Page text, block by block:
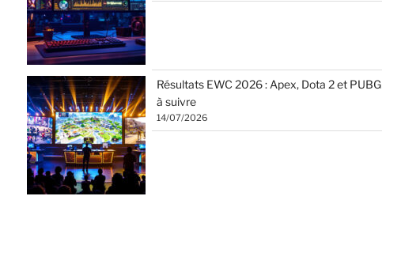
Résultats EWC 2026 : Apex, Dota 2 et PUBG
à suivre
14/07/2026